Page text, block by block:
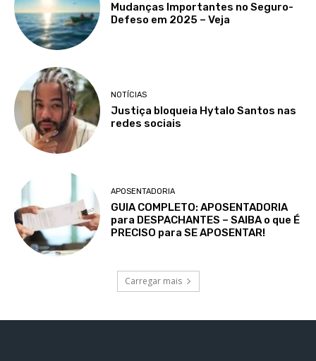
Mudanças Importantes no Seguro-
Defeso em 2025 – Veja
NOTÍCIAS
Justiça bloqueia Hytalo Santos nas
redes sociais
APOSENTADORIA
GUIA COMPLETO: APOSENTADORIA
para DESPACHANTES – SAIBA o que É
PRECISO para SE APOSENTAR!
Carregar mais